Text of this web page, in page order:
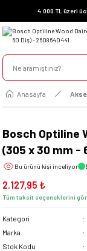
4.000 TL üzeri
Anasayfa
Bosch Optiline
(305 x 30 mm -
Bu ürünü kişi inceliyor
2.127,95 ₺
Tüm taksit seçeneklerini
Kategori
Marka
Stok Kodu